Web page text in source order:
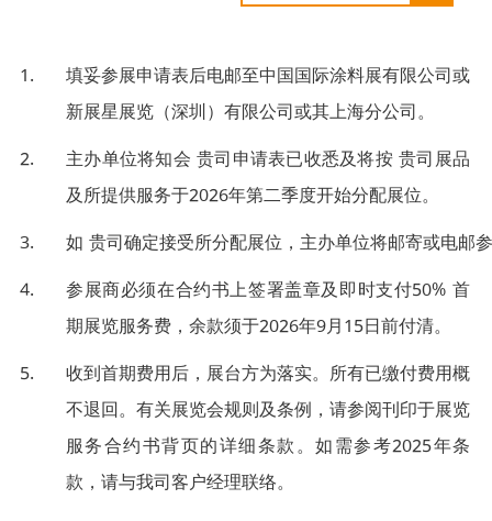
填妥参展申请表后电邮至中国国际涂料展有限公司或
新展星展览（深圳）有限公司或其上海分公司。
主办单位将知会 贵司申请表已收悉及将按 贵司展品
及所提供服务于2026年第二季度开始分配展位。
如 贵司确定接受所分配展位，主办单位将邮寄或电邮
参展商必须在合约书上签署盖章及即时支付50% 首
期展览服务费，余款须于2026年9月15日前付清。
收到首期费用后，展台方为落实。所有已缴付费用概
不退回。有关展览会规则及条例，请参阅刊印于展览
服务合约书背页的详细条款。如需参考2025年条
款，请与我司客户经理联络。